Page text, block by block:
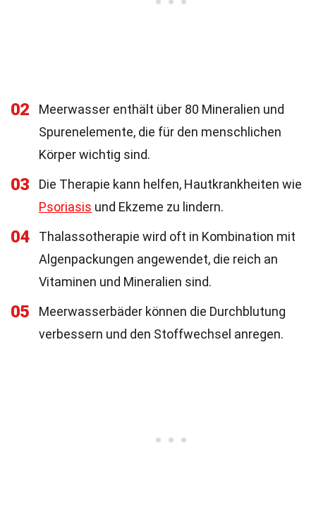
02
Meerwasser enthält über 80 Mineralien und
Spurenelemente, die für den menschlichen
Körper wichtig sind.
03
Die Therapie kann helfen, Hautkrankheiten wie
Psoriasis und Ekzeme zu lindern.
04
Thalassotherapie wird oft in Kombination mit
Algenpackungen angewendet, die reich an
Vitaminen und Mineralien sind.
05
Meerwasserbäder können die Durchblutung
verbessern und den Stoffwechsel anregen.